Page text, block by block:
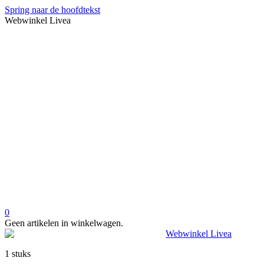
Spring naar de hoofdtekst
Webwinkel Livea
0
Geen artikelen in winkelwagen.
1 stuks